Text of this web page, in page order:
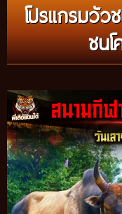
โปรแกรมวั
ชน